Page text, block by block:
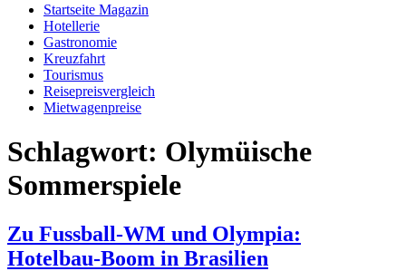
Startseite Magazin
Hotellerie
Gastronomie
Kreuzfahrt
Tourismus
Reisepreisvergleich
Mietwagenpreise
Schlagwort: Olymüische
Sommerspiele
Zu Fussball-WM und Olympia:
Hotelbau-Boom in Brasilien